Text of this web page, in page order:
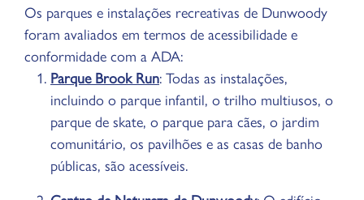
Os parques e instalações recreativas de Dunwoody
foram avaliados em termos de acessibilidade e
conformidade com a ADA:
Parque Brook Run: Todas as instalações,
incluindo o parque infantil, o trilho multiusos, o
parque de skate, o parque para cães, o jardim
comunitário, os pavilhões e as casas de banho
públicas, são acessíveis.